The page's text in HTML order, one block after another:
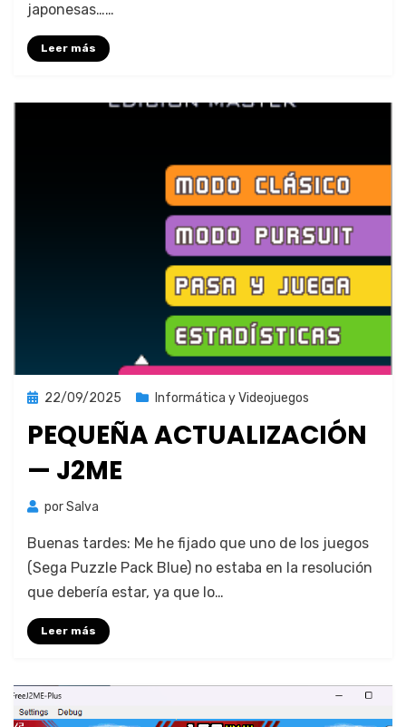
japone­sas……
Leer más
Publicada
22/09/2025 Informática y Videojuegos
PEQUEÑA ACTUALIZACIÓN
— J2ME
porSalva
Bue­nas tardes: Me he fija­do que uno de los jue­gos
(Sega Puz­zle Pack Blue) no esta­ba en la res­olu­ción
que debería estar, ya que lo…
Leer más